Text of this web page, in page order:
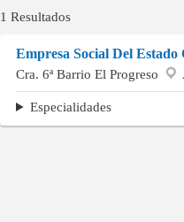
1 Resultados
Empresa Social Del
Cra. 6ª Barrio El Progreso
Especialidades